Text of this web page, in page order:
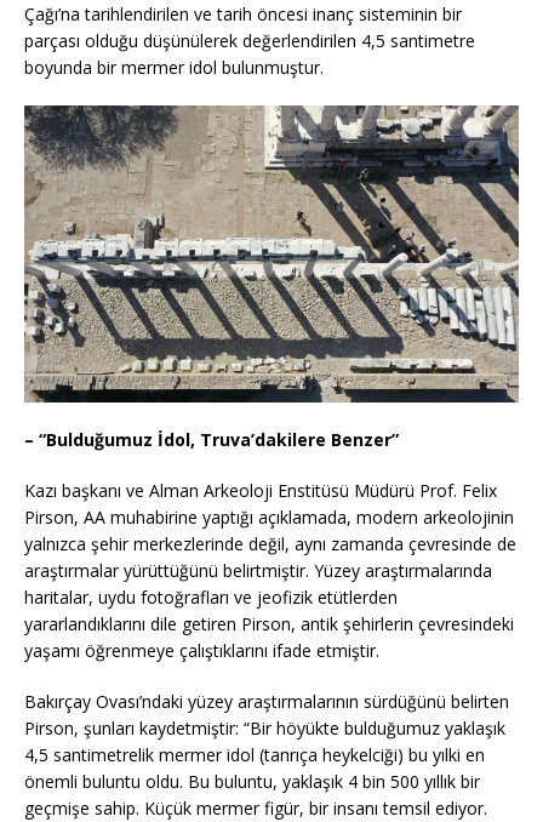
Çağı’na tarihlendirilen ve tarih öncesi inanç sisteminin bir
parçası olduğu düşünülerek değerlendirilen 4,5 santimetre
boyunda bir mermer idol bulunmuştur.
– “Bulduğumuz İdol, Truva’dakilere Benzer”
Kazı başkanı ve Alman Arkeoloji Enstitüsü Müdürü Prof. Felix
Pirson, AA muhabirine yaptığı açıklamada, modern arkeolojinin
yalnızca şehir merkezlerinde değil, aynı zamanda çevresinde de
araştırmalar yürüttüğünü belirtmiştir. Yüzey araştırmalarında
haritalar, uydu fotoğrafları ve jeofizik etütlerden
yararlandıklarını dile getiren Pirson, antik şehirlerin çevresindeki
yaşamı öğrenmeye çalıştıklarını ifade etmiştir.
Bakırçay Ovası’ndaki yüzey araştırmalarının sürdüğünü belirten
Pirson, şunları kaydetmiştir: “Bir höyükte bulduğumuz yaklaşık
4,5 santimetrelik mermer idol (tanrıça heykelciği) bu yılki en
önemli buluntu oldu. Bu buluntu, yaklaşık 4 bin 500 yıllık bir
geçmişe sahip. Küçük mermer figür, bir insanı temsil ediyor.